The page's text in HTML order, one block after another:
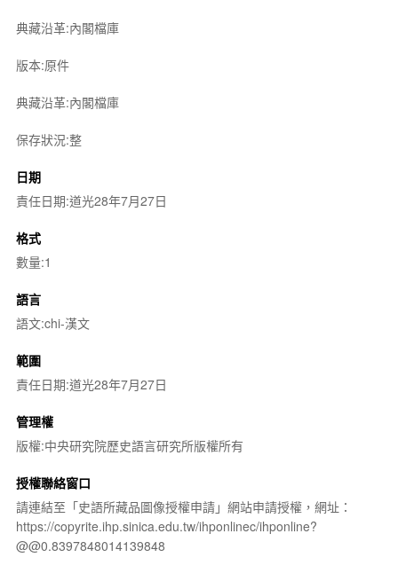
典藏沿革:內閣檔庫
版本:原件
典藏沿革:內閣檔庫
保存狀況:整
日期
責任日期:道光28年7月27日
格式
數量:1
語言
語文:chi-漢文
範圍
責任日期:道光28年7月27日
管理權
版權:中央研究院歷史語言研究所版權所有
授權聯絡窗口
請連結至「史語所藏品圖像授權申請」網站申請授權，網址：
https://copyrite.ihp.sinica.edu.tw/ihponlinec/ihponline?
@@0.8397848014139848